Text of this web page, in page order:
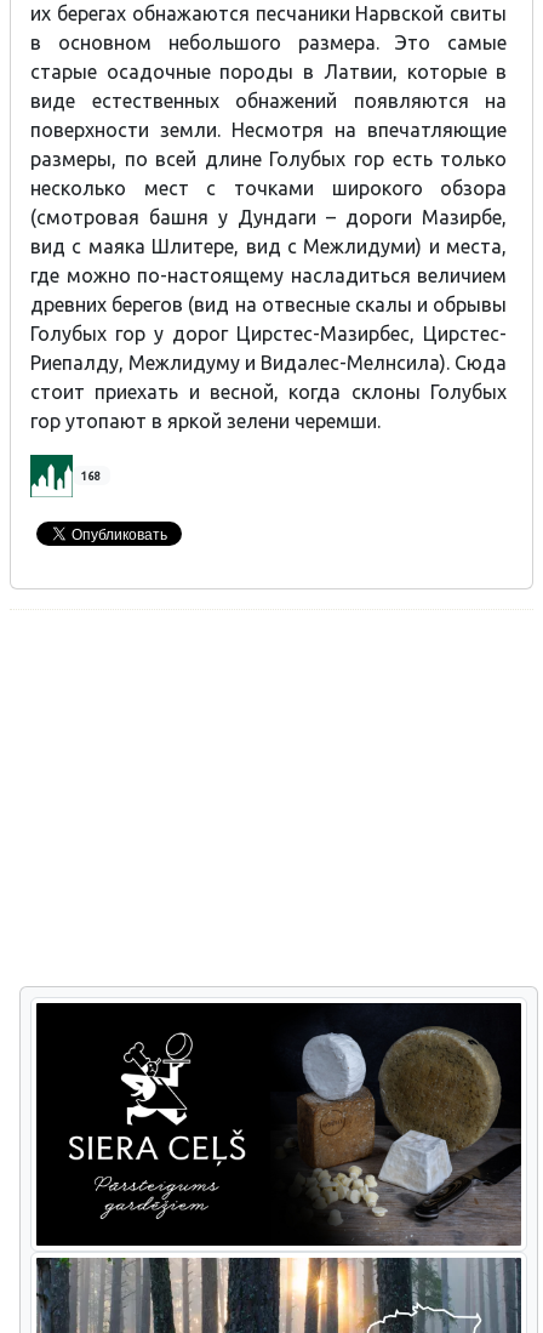
их берегах обнажаются песчаники Нарвской свиты
в основном небольшого размера. Это самые
старые осадочные породы в Латвии, которые в
виде естественных обнажений появляются на
поверхности земли. Несмотря на впечатляющие
размеры, по всей длине Голубых гор есть только
несколько мест с точками широкого обзора
(смотровая башня у Дундаги – дороги Мазирбе,
вид с маяка Шлитере, вид с Межлидуми) и места,
где можно по-настоящему насладиться величием
древних берегов (вид на отвесные скалы и обрывы
Голубых гор у дорог Цирстес-Мазирбес, Цирстес-
Риепалду, Межлидуму и Видалес-Мелнсила). Сюда
стоит приехать и весной, когда склоны Голубых
гор утопают в яркой зелени черемши.
168